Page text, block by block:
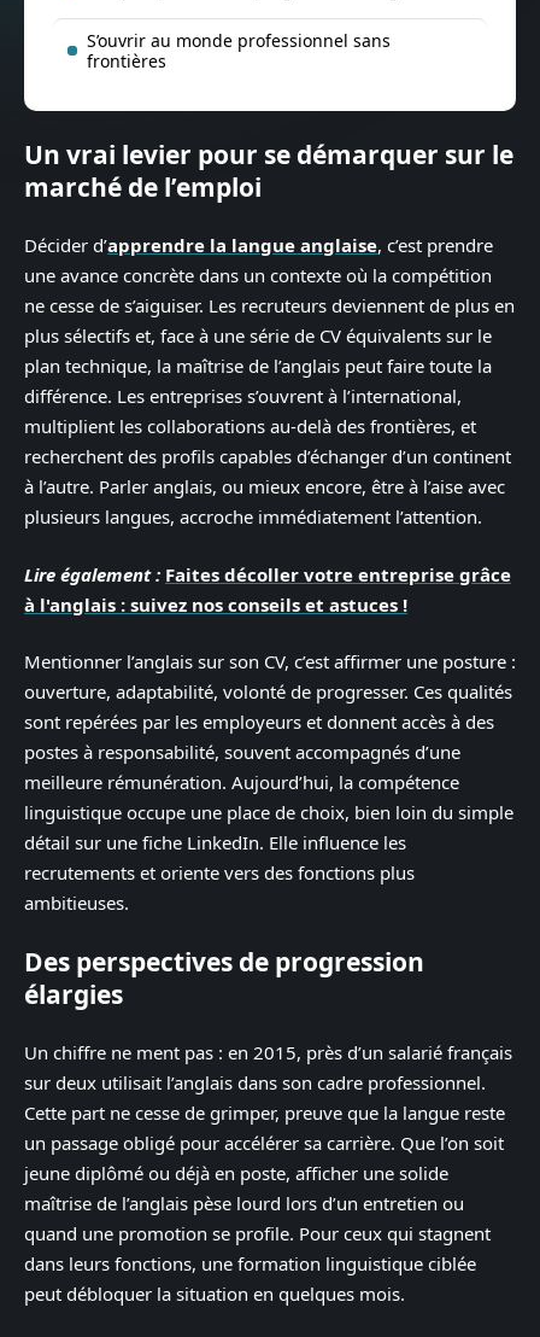
S’ouvrir au monde professionnel sans
frontières
Un vrai levier pour se démarquer sur le
marché de l’emploi
Décider d’apprendre la langue anglaise, c’est prendre
une avance concrète dans un contexte où la compétition
ne cesse de s’aiguiser. Les recruteurs deviennent de plus en
plus sélectifs et, face à une série de CV équivalents sur le
plan technique, la maîtrise de l’anglais peut faire toute la
différence. Les entreprises s’ouvrent à l’international,
multiplient les collaborations au-delà des frontières, et
recherchent des profils capables d’échanger d’un continent
à l’autre. Parler anglais, ou mieux encore, être à l’aise avec
plusieurs langues, accroche immédiatement l’attention.
Lire également : Faites décoller votre entreprise grâce
à l'anglais : suivez nos conseils et astuces !
Mentionner l’anglais sur son CV, c’est affirmer une posture :
ouverture, adaptabilité, volonté de progresser. Ces qualités
sont repérées par les employeurs et donnent accès à des
postes à responsabilité, souvent accompagnés d’une
meilleure rémunération. Aujourd’hui, la compétence
linguistique occupe une place de choix, bien loin du simple
détail sur une fiche LinkedIn. Elle influence les
recrutements et oriente vers des fonctions plus
ambitieuses.
Des perspectives de progression
élargies
Un chiffre ne ment pas : en 2015, près d’un salarié français
sur deux utilisait l’anglais dans son cadre professionnel.
Cette part ne cesse de grimper, preuve que la langue reste
un passage obligé pour accélérer sa carrière. Que l’on soit
jeune diplômé ou déjà en poste, afficher une solide
maîtrise de l’anglais pèse lourd lors d’un entretien ou
quand une promotion se profile. Pour ceux qui stagnent
dans leurs fonctions, une formation linguistique ciblée
peut débloquer la situation en quelques mois.